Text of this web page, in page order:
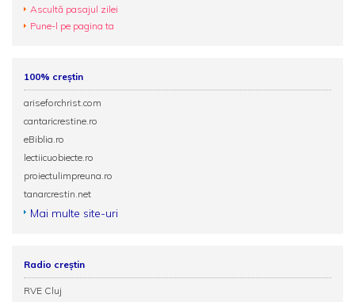
Ascultă pasajul zilei
Pune-l pe pagina ta
100% creștin
ariseforchrist.com
cantaricrestine.ro
eBiblia.ro
lectiicuobiecte.ro
proiectulimpreuna.ro
tanarcrestin.net
Mai multe site-uri
Radio creștin
RVE Cluj